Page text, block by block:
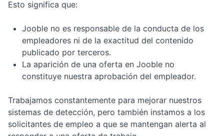
Esto significa que:
Jooble no es responsable de la conducta de los
empleadores ni de la exactitud del contenido
publicado por terceros.
La aparición de una oferta en Jooble no
constituye nuestra aprobación del empleador.
Trabajamos constantemente para mejorar nuestros
sistemas de detección, pero también instamos a los
solicitantes de empleo a que se mantengan alerta al